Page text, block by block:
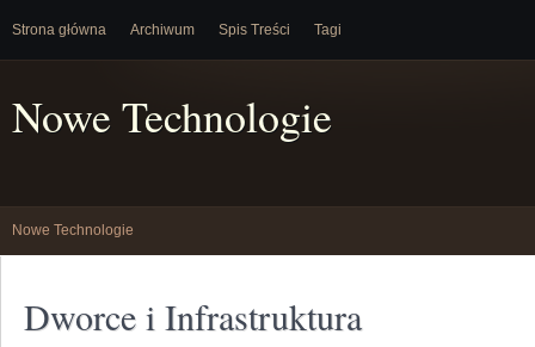
Strona główna Archiwum Spis Treści Tagi
Nowe Technologie
Nowe Technologie
Dworce i Infrastruktura